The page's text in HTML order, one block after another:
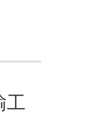
工